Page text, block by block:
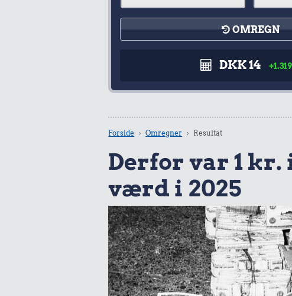
OMREGN
DKK 14
Forside Omregner Resultat
Derfor var 1 kr. i
værd i 2025